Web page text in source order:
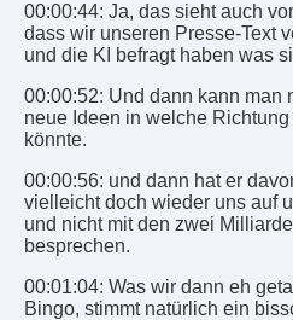
00:00:44: Ja, das sieht auch
dass wir unseren Presse-Text
und die KI befragt haben was
00:00:52: Und dann kann man
neue Ideen in welche
könnte.
00:00:56: und dann hat er
vielleicht doch wieder uns auf
und nicht mit den zwei
besprechen.
00:01:04: Was wir dann eh
Bingo, stimmt natürlich ein